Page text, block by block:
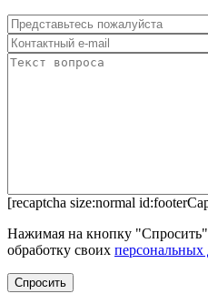
[recaptcha size:normal
Нажимая на кнопку
обработку своих